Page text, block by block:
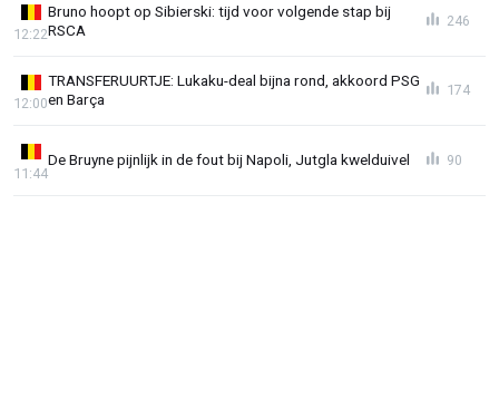
Bruno hoopt op Sibierski: tijd voor volgende stap bij
RSCA
12:22
246
TRANSFERUURTJE: Lukaku-deal bijna rond, akkoord PSG
en Barça
12:00
174
De Bruyne pijnlijk in de fout bij Napoli, Jutgla kwelduivel
11:44
90